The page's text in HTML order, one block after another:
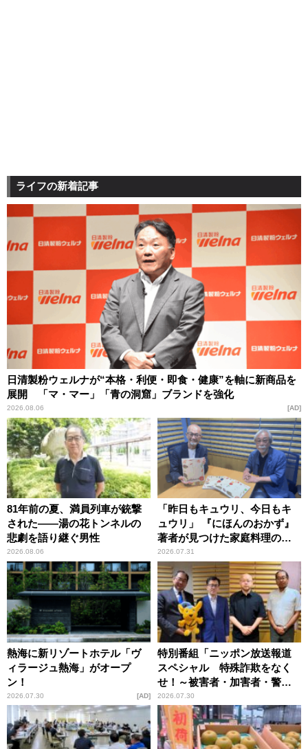
ライフの新着記事
日清製粉ウェルナが“本格・利便・即食・健康”を軸に新商品を
展開 「マ・マー」「青の洞窟」ブランドを強化
2026.08.06 AD
81年前の夏、満員列車が銃撃
された――湯の花トンネルの
悲劇を語り継ぐ男性
2026.08.06
「昨日もキュウリ、今日もキ
ュウリ」 『にほんのおかず』
著者が見つけた家庭料理の知
恵
2026.07.31
熱海に新リゾートホテル「ヴ
ィラージュ熱海」がオープ
ン！
2026.07.30 AD
特別番組「ニッポン放送報道
スペシャル 特殊詐欺をなく
せ！～被害者・加害者・警視
庁が語るトクリュウの実態
～」放送
2026.07.30